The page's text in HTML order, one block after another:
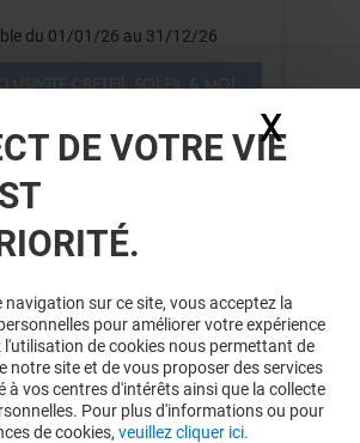
du 01/01/26 au 31/12/26
VOIR LE DETAIL
LOVISA
SUR LES BIJOUX ET
DE VOTRE VIE
sur ce site, vous acceptez la
pour améliorer votre expérience
l'utilisation de cookies nous permettant de
notre site et de vous proposer des services
à vos centres d'intérêts ainsi que la collecte
Pour plus d'informations ou pour
de cookies, veuillez cliquer ici.
X